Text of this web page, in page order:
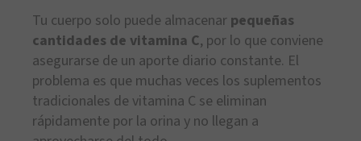
Tu cuerpo solo puede almacenar pequeñas
cantidades de vitamina C, por lo que conviene
asegurarse de un aporte diario constante. El
problema es que muchas veces los suplementos
tradicionales de vitamina C se eliminan
rápidamente por la orina y no llegan a